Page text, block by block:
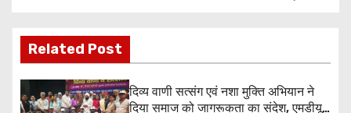
s
t
n
Related Post
दिव्य वाणी सत्संग एवं नशा मुक्ति अभियान ने
दिया समाज को जागरूकता का संदेश, एमडीयू